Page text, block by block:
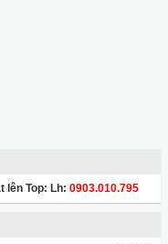
lên Top: Lh: 0903.010.795